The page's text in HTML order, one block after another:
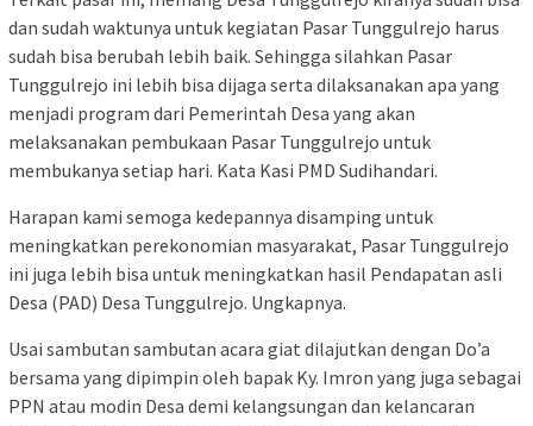
dan sudah waktunya untuk kegiatan Pasar Tunggulrejo harus
sudah bisa berubah lebih baik. Sehingga silahkan Pasar
Tunggulrejo ini lebih bisa dijaga serta dilaksanakan apa yang
menjadi program dari Pemerintah Desa yang akan
melaksanakan pembukaan Pasar Tunggulrejo untuk
membukanya setiap hari. Kata Kasi PMD Sudihandari.
Harapan kami semoga kedepannya disamping untuk
meningkatkan perekonomian masyarakat, Pasar Tunggulrejo
ini juga lebih bisa untuk meningkatkan hasil Pendapatan asli
Desa (PAD) Desa Tunggulrejo. Ungkapnya.
Usai sambutan sambutan acara giat dilajutkan dengan Do’a
bersama yang dipimpin oleh bapak Ky. Imron yang juga sebagai
PPN atau modin Desa demi kelangsungan dan kelancaran